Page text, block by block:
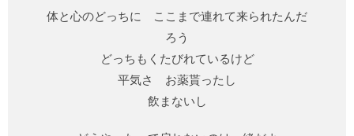
体と心のどっちに ここまで連れて来られたんだ
ろう
どっちもくたびれているけど
平気さ お薬貰ったし
飲まないし